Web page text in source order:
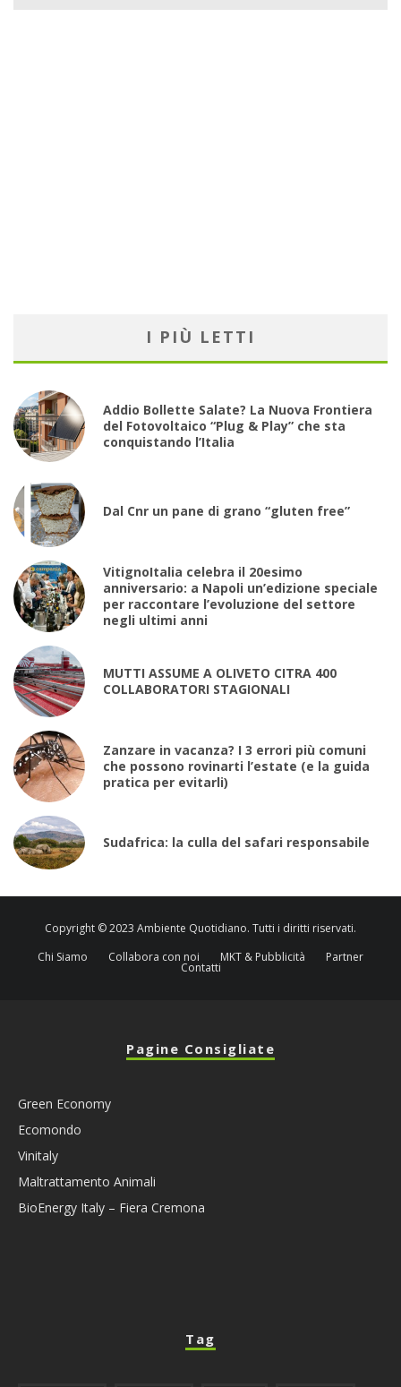
I PIÙ LETTI
Addio Bollette Salate? La Nuova Frontiera
del Fotovoltaico “Plug & Play” che sta
conquistando l’Italia
Dal Cnr un pane di grano “gluten free”
VitignoItalia celebra il 20esimo
anniversario: a Napoli un’edizione speciale
per raccontare l’evoluzione del settore
negli ultimi anni
MUTTI ASSUME A OLIVETO CITRA 400
COLLABORATORI STAGIONALI
Zanzare in vacanza? I 3 errori più comuni
che possono rovinarti l’estate (e la guida
pratica per evitarli)
Sudafrica: la culla del safari responsabile
Copyright © 2023 Ambiente Quotidiano. Tutti i diritti riservati.
Chi Siamo
Collabora con noi MKT & Pubblicità Partner
Contatti
Pagine Consigliate
Green Economy
Ecomondo
Vinitaly
Maltrattamento Animali
BioEnergy Italy – Fiera Cremona
Tag